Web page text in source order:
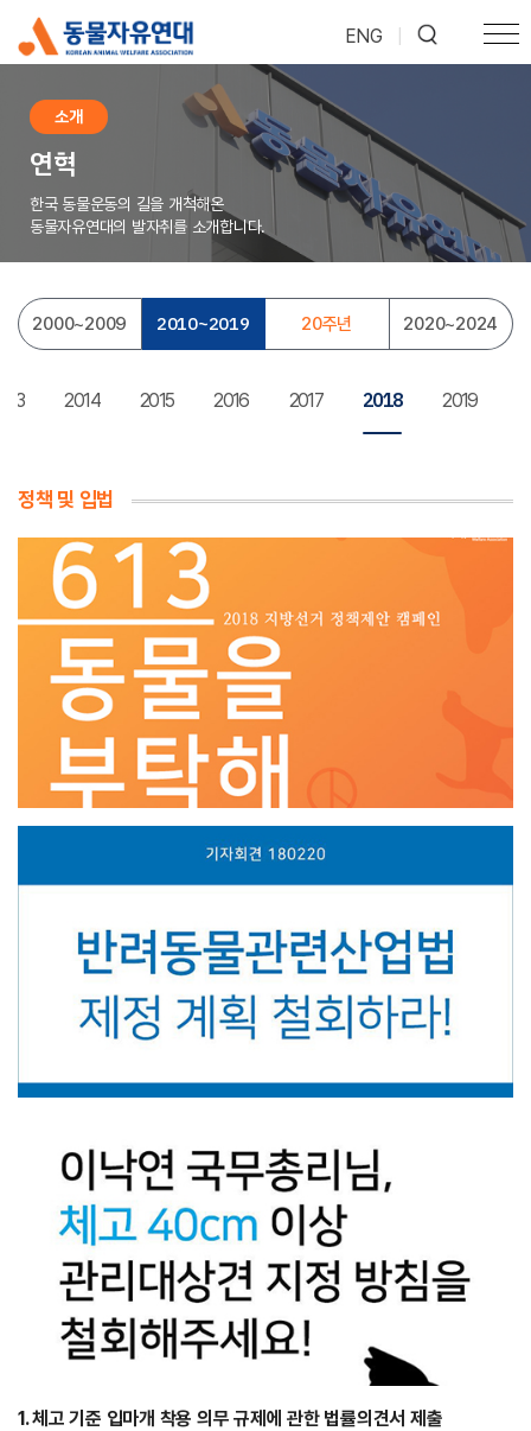
ENG
소개
연혁
한국 동물운동의 길을 개척해온
동물자유연대의 발자취를 소개합니다.
2000~2009 2010~2019 20주년 2020~2024
2014 2015 2016 2017 2018 2019
정책 및 입법
1. 체고 기준 입마개 착용 의무 규제에 관한 법률의견서 제출